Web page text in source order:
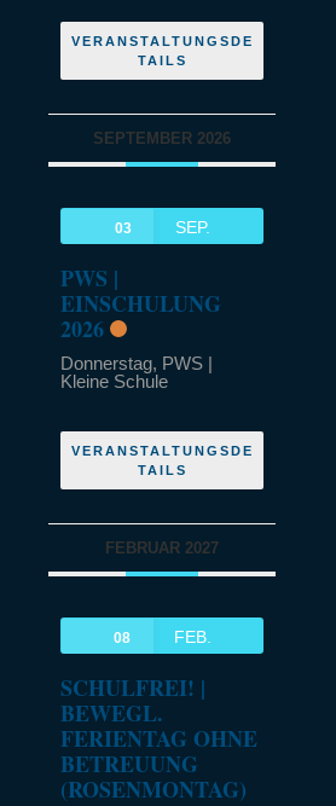
VERANSTALTUNGSDE
TAILS
SEPTEMBER 2026
03 SEP.
PWS |
EINSCHULUNG
2026
Donnerstag, PWS |
Kleine Schule
VERANSTALTUNGSDE
TAILS
FEBRUAR 2027
08 FEB.
SCHULFREI! |
BEWEGL.
FERIENTAG OHNE
BETREUUNG
(ROSENMONTAG)